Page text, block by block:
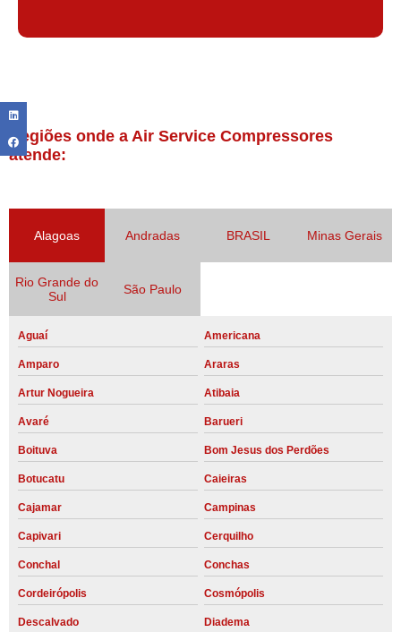
Regiões onde a Air Service Compressores
atende:
Alagoas Andradas BRASIL Minas Gerais
Rio Grande do
Sul
São Paulo
Aguaí Americana
Amparo Araras
Artur Nogueira Atibaia
Avaré Barueri
Boituva Bom Jesus dos Perdões
Botucatu Caieiras
Cajamar Campinas
Capivari Cerquilho
Conchal Conchas
Cordeirópolis Cosmópolis
Descalvado Diadema